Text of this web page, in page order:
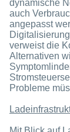
dynamische
auch
angepasst
verweist die
Alternativen
Probleme